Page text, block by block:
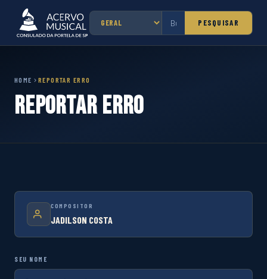
PESQUISAR
HOME REPORTAR ERRO
Reportar Erro
COMPOSITOR
JADILSON COSTA
SEU NOME